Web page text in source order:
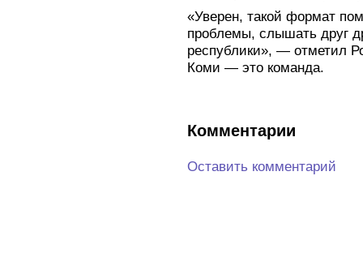
«Уверен, такой формат
проблемы, слышать друг
республики», — отметил
Коми — это команда.
Комментарии
Оставить комментарий